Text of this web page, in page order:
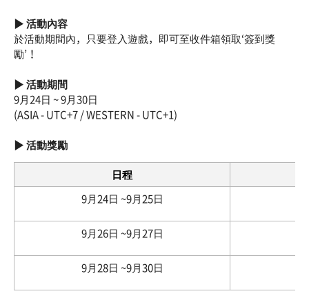
▶ 活動內容
於活動期間內，只要登入遊戲，即可至收件箱領取‘簽到獎
勵’！
▶ 活動期間
9月24日 ~ 9月30日
(ASIA - UTC+7 / WESTERN - UTC+1)
▶ 活動獎勵
日程
9月24日 ~9月25日
9月26日 ~9月27日
9月28日 ~9月30日